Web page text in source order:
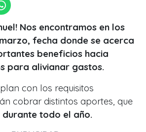
Nos encontramos en los
fecha donde se acerca
beneficios hacia
para alivianar gastos.
con los requisitos
cobrar distintos aportes, que
todo el año.